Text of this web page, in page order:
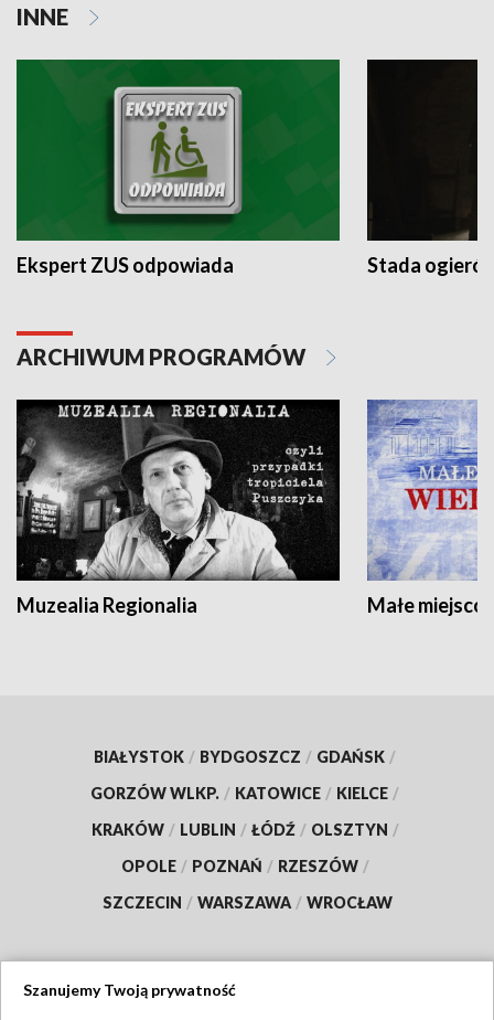
INNE
Ekspert ZUS odpowiada Stada
ARCHIWUM PROGRAMÓW
Muzealia Regionalia Małe
BIAŁYSTOK / BYDGOSZCZ / GDAŃSK /
GORZÓW WLKP. / KATOWICE / KIELCE /
KRAKÓW / LUBLIN / ŁÓDŹ / OLSZTYN /
OPOLE / POZNAŃ / RZESZÓW /
SZCZECIN / WARSZAWA / WROCŁAW
Szanujemy Twoją prywatność